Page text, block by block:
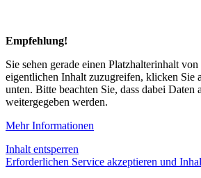
Empfehlung!
Sie sehen gerade einen Platzhalterinhalt von
eigentlichen Inhalt zuzugreifen, klicken Sie
unten. Bitte beachten Sie, dass dabei Daten
weitergegeben werden.
Mehr Informationen
Inhalt entsperren
Erforderlichen Service akzeptieren und